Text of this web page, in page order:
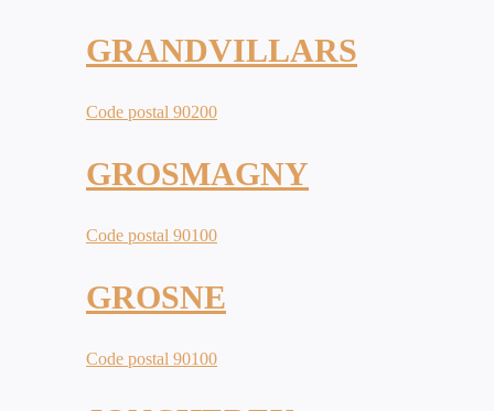
GRANDVILLARS
Code postal 90200
GROSMAGNY
Code postal 90100
GROSNE
Code postal 90100